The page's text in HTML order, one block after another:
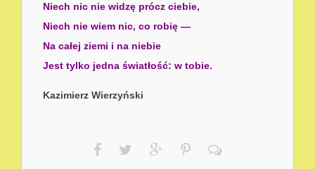
Niech nic nie widzę prócz ciebie,
Niech nie wiem nic, co robię —
Na całej ziemi i na niebie
Jest tylko jedna światłość: w tobie.
Kazimierz Wierzyński